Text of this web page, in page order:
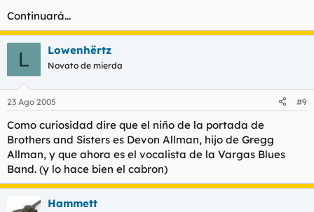
Continuará...
L Lowenhërtz
Novato de mierda
23 Ago 2005 #9
Como curiosidad dire que el niño de la portada de
Brothers and Sisters es Devon Allman, hijo de Gregg
Allman, y que ahora es el vocalista de la Vargas Blues
Band. (y lo hace bien el cabron)
Hammett